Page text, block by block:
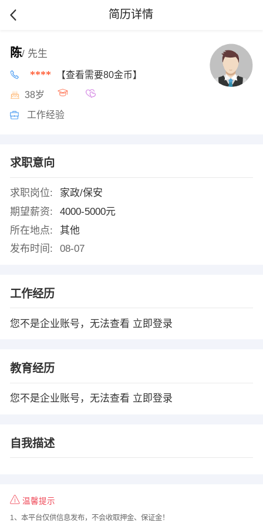
简历详情
陈/ 先生
**** 【查看需要80金币】
38岁
工作经验
求职意向
求职岗位:
家政/保安
期望薪资:
4000-5000元
所在地点:
其他
发布时间:
08-07
工作经历
您不是企业账号，无法查看 立即登录
教育经历
您不是企业账号，无法查看 立即登录
自我描述
温馨提示
1、本平台仅供信息发布，不会收取押金、保证金！